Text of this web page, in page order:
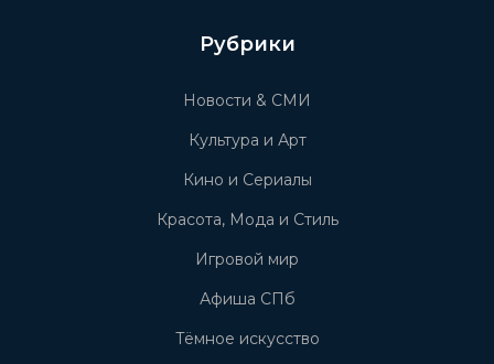
Рубрики
Новости & СМИ
Культура и Арт
Кино и Сериалы
Красота, Мода и Стиль
Игровой мир
Афиша СПб
Тёмное искусство